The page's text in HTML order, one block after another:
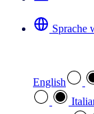
Sprache
English